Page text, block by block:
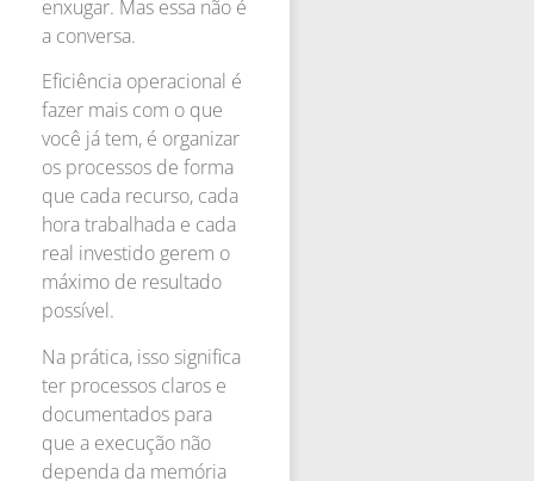
enxugar. Mas essa não é
a conversa.
Eficiência operacional é
fazer mais com o que
você já tem, é organizar
os processos de forma
que cada recurso, cada
hora trabalhada e cada
real investido gerem o
máximo de resultado
possível.
Na prática, isso significa
ter processos claros e
documentados para
que a execução não
dependa da memória